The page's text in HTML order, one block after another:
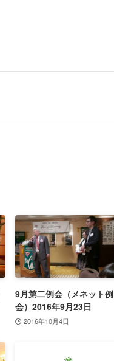
9月第二例会（メネット例
会）2016年9月23日
2016年10月4日